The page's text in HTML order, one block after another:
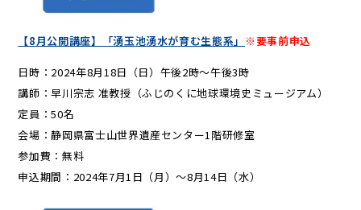
【8月公開講座】「湧玉池湧水が育む生態系」 ※要事前申込
日時：2024年8月18日（日）午後2時～午後3時
講師：早川宗志 准教授（ふじのくに地球環境史ミュージアム）
定員：50名
会場：静岡県富士山世界遺産センター1階研修室
参加費：無料
申込期間：2024年7月1日（月）～8月14日（水）